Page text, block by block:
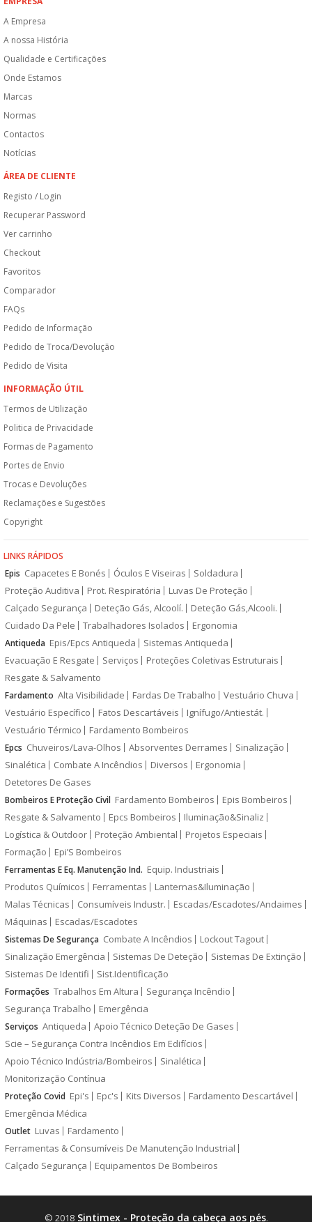
A Empresa
A nossa História
Qualidade e Certificações
Onde Estamos
Marcas
Normas
Contactos
Notícias
ÁREA DE CLIENTE
Registo / Login
Recuperar Password
Ver carrinho
Checkout
Favoritos
Comparador
FAQs
Pedido de Informação
Pedido de Troca/Devolução
Pedido de Visita
INFORMAÇÃO ÚTIL
Termos de Utilização
Politica de Privacidade
Formas de Pagamento
Portes de Envio
Trocas e Devoluções
Reclamações e Sugestões
Copyright
LINKS RÁPIDOS
Epis Capacetes E Bonés Óculos E Viseiras
Soldadura
Proteção Auditiva
Prot. Respiratória
Luvas De Proteção
Calçado Segurança
Deteção Gás, Alcoolí.
Deteção Gás,Alcooli.
Cuidado Da Pele
Trabalhadores Isolados Ergonomia
Antiqueda Epis/Epcs Antiqueda
Sistemas Antiqueda
Evacuação E Resgate
Serviços
Proteções Coletivas Estruturais
Resgate & Salvamento
Fardamento Alta Visibilidade Fardas De Trabalho
Vestuário Chuva
Vestuário Específico
Fatos Descartáveis
Ignífugo/Antiestát.
Vestuário Térmico
Fardamento Bombeiros
Epcs Chuveiros/Lava-Olhos Absorventes Derrames
Sinalização
Sinalética
Combate A Incêndios Diversos
Ergonomia
Detetores De Gases
Bombeiros E Proteção Civil Fardamento Bombeiros
Epis Bombeiros
Resgate & Salvamento
Epcs Bombeiros
Iluminação&Sinaliz
Logística & Outdoor
Proteção Ambiental
Projetos Especiais
Formação
Epi’S Bombeiros
Ferramentas E Eq. Manutenção Ind. Equip. Industriais
Produtos Químicos
Ferramentas
Lanternas&Iluminação
Malas Técnicas
Consumíveis Industr.
Escadas/Escadotes/Andaimes
Máquinas
Escadas/Escadotes
Sistemas De Segurança Combate A Incêndios
Lockout Tagout
Sinalização Emergência
Sistemas De Deteção
Sistemas De Extinção
Sistemas De Identifi
Sist.Identificação
Formações Trabalhos Em Altura
Segurança Incêndio
Segurança Trabalho
Emergência
Serviços Antiqueda
Apoio Técnico Deteção De Gases
Scie – Segurança Contra Incêndios Em Edifícios
Apoio Técnico Indústria/Bombeiros
Sinalética
Monitorização Contínua
Proteção Covid Epi's Epc's Kits Diversos
Fardamento Descartável
Emergência Médica
Outlet Luvas
Fardamento
Ferramentas & Consumíveis De Manutenção Industrial
Calçado Segurança
Equipamentos De Bombeiros
© 2018Sintimex - Proteção da cabeça aos pés.